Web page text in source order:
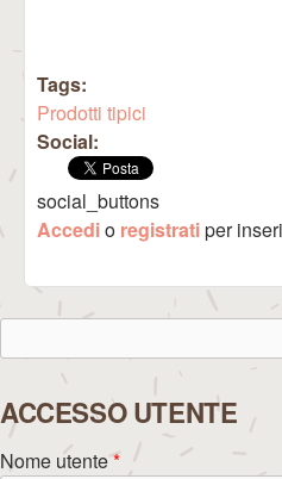
Tags:
Prodotti tipici
Social:
social_buttons
Accedio registratiper
Form di ricerca
ACCESSO UTENTE
Nome utente*